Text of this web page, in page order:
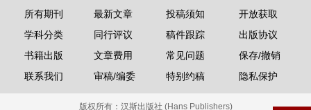
所有期刊
学科分类
书籍出版
联系我们
最新文章
同行评议
文章费用
审稿/编委
投稿须知
稿件跟踪
常见问题
特别约稿
开放获取
出版协议
保存/撤销
隐私保护
版权所有： 汉斯出版社 (Hans Publishers)